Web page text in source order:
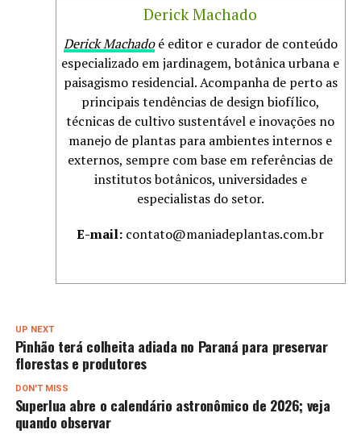
Derick Machado
Derick Machadoé editor e curador de conteúdo
especializado em jardinagem, botânica urbana e
paisagismo residencial. Acompanha de perto as
principais tendências de design biofílico,
técnicas de cultivo sustentável e inovações no
manejo de plantas para ambientes internos e
externos, sempre com base em referências de
institutos botânicos, universidades e
especialistas do setor.
E-mail: contato@maniadeplantas.com.br
UP NEXT
Pinhão terá colheita adiada no Paraná para preservar
florestas e produtores
DON'T MISS
Superlua abre o calendário astronômico de 2026; veja
quando observar